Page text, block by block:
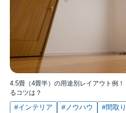
4.5畳（4畳半）の用途別レイアウト例
るコツは？
#インテリア #ノウハウ #間取り